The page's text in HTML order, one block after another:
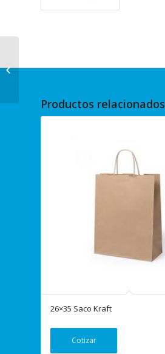
Productos relacionados
26×35 Saco Kraft
Cotizar
Bolsa Mochila